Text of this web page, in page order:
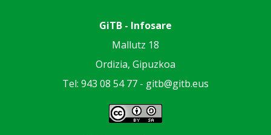
GiTB - Infosare
Mallutz 18
Ordizia, Gipuzkoa
Tel: 943 08 54 77 - gitb@gitb.eus